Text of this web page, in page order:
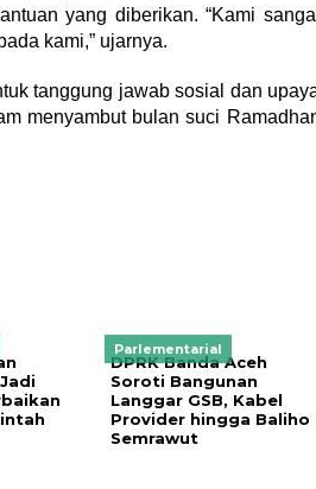
yang diberikan. “Kami
kami,” ujarnya.
tanggung jawab sosial dan
menyambut bulan suci
Parlementarial
DPRK Banda Aceh
Soroti Bangunan
Langgar GSB, Kabel
Provider hingga Baliho
Semrawut